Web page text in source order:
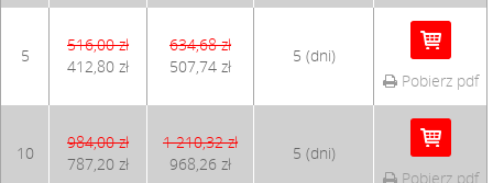
5
516,00 zł
412,80 zł
634,68 zł
507,74 zł
5 (dni)
Pobierz pdf
10
984,00 zł
787,20 zł
1 210,32 zł
968,26 zł
5 (dni)
Pobierz pdf